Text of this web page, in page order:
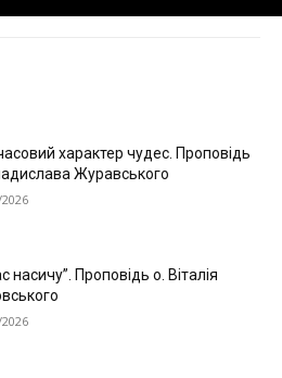
характер чудес. Проповідь
Журавського
насичу”. Проповідь о. Віталія